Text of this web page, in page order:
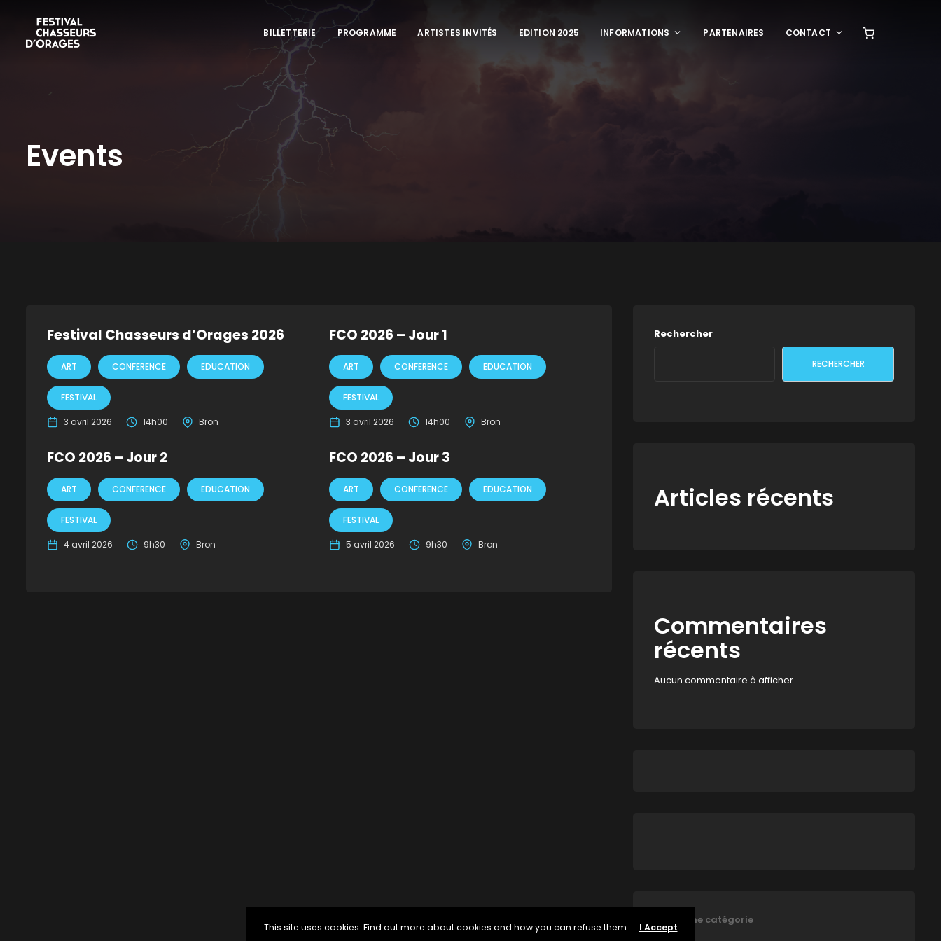
BILLETTERIE PROGRAMME ARTISTES INVITÉS EDITION 2025 INFORMATIONS PARTENAIRES CONTACT
Events
Festival Chasseurs d’Orages 2026
ART CONFERENCE EDUCATION
FESTIVAL
3 avril 2026 14h00 Bron
FCO 2026 – Jour 1
ART CONFERENCE EDUCATION
FESTIVAL
3 avril 2026 14h00 Bron
FCO 2026 – Jour 2
ART CONFERENCE EDUCATION
FESTIVAL
4 avril 2026 9h30 Bron
FCO 2026 – Jour 3
ART CONFERENCE EDUCATION
FESTIVAL
5 avril 2026 9h30 Bron
Rechercher
RECHERCHER
Articles récents
Commentaires
récents
Aucun commentaire à afficher.
Aucune catégorie
This site uses cookies. Find out more about cookies and how you can refuse them. I Accept